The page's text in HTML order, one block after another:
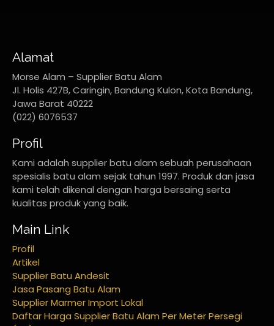
Alamat
Morse Alam – Supplier Batu Alam
Jl. Holis 427B, Caringin, Bandung Kulon, Kota Bandung,
Jawa Barat 40222
(022) 6076537
Profil
Kami adalah supplier batu alam sebuah perusahaan
spesialis batu alam sejak tahun 1997. Produk dan jasa
kami telah dikenal dengan harga bersaing serta
kualitas produk yang baik.
Main Link
Profil
Artikel
Supplier Batu Andesit
Jasa Pasang Batu Alam
Supplier Marmer Import Lokal
Daftar Harga Supplier Batu Alam Per Meter Persegi